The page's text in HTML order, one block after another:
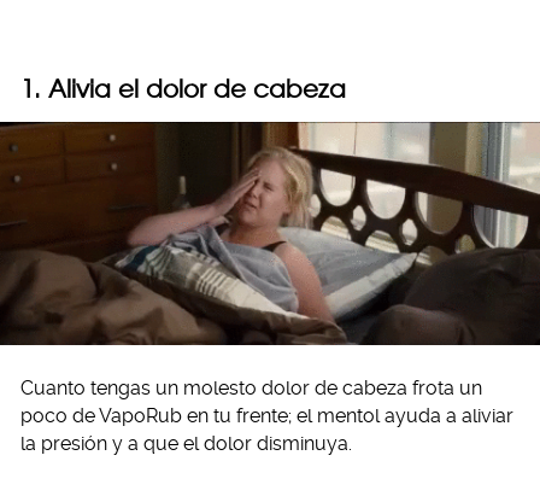
1. Alivia el dolor de cabeza
Cuanto tengas un molesto dolor de cabeza frota un
poco de VapoRub en tu frente; el mentol ayuda a aliviar
la presión y a que el dolor disminuya.